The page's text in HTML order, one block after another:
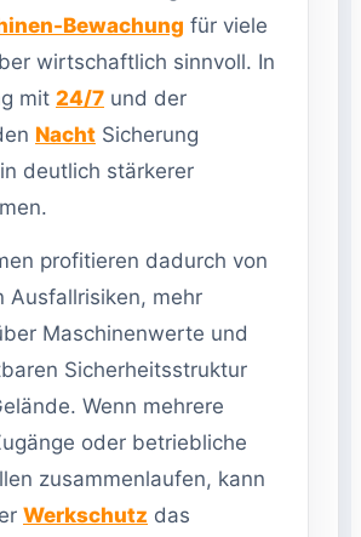
Bewachung für viele
wirtschaftlich sinnvoll. In
mit 24/7 und der
Nacht Sicherung
deutlich stärkerer
profitieren dadurch von
Ausfallrisiken, mehr
Maschinenwerte und
Sicherheitsstruktur
Wenn mehrere
oder betriebliche
zusammenlaufen, kann
Werkschutz das